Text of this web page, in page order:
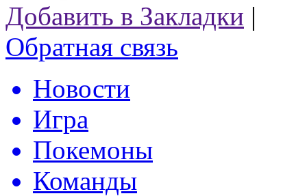
Добавить в Закладки |
Обратная связь
Новости
Игра
Покемоны
Команды